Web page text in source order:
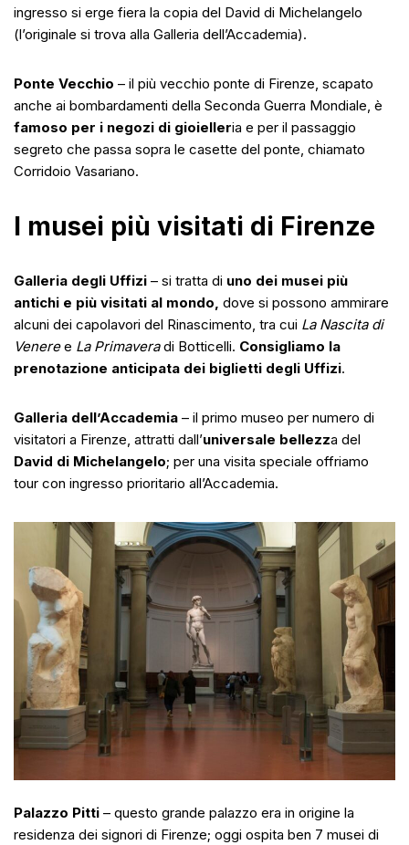
ingresso si erge fiera la copia del David di Michelangelo
(l’originale si trova alla Galleria dell’Accademia).
Ponte Vecchio – il più vecchio ponte di Firenze, scapato
anche ai bombardamenti della Seconda Guerra Mondiale, è
famoso per i negozi di gioielleria e per il passaggio
segreto che passa sopra le casette del ponte, chiamato
Corridoio Vasariano.
I musei più visitati di Firenze
Galleria degli Uffizi – si tratta di uno dei musei più
antichi e più visitati al mondo, dove si possono ammirare
alcuni dei capolavori del Rinascimento, tra cui La Nascita di
Veneree La Primaveradi Botticelli. Consigliamo la
prenotazione anticipata dei biglietti degli Uffizi.
Galleria dell’Accademia – il primo museo per numero di
visitatori a Firenze, attratti dall’universale bellezza del
David di Michelangelo; per una visita speciale offriamo
tour con ingresso prioritario all’Accademia.
Palazzo Pitti – questo grande palazzo era in origine la
residenza dei signori di Firenze; oggi ospita ben 7 musei di